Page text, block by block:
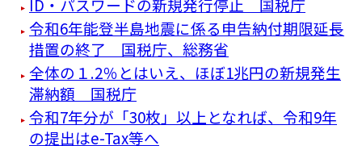
ID・パスワードの新規発行停止 国税庁
令和6年能登半島地震に係る申告納付期限延長
措置の終了 国税庁、総務省
全体の１.2％とはいえ、ほぼ1兆円の新規発生
滞納額 国税庁
令和7年分が「30枚」以上となれば、令和9年
の提出はe-Tax等へ